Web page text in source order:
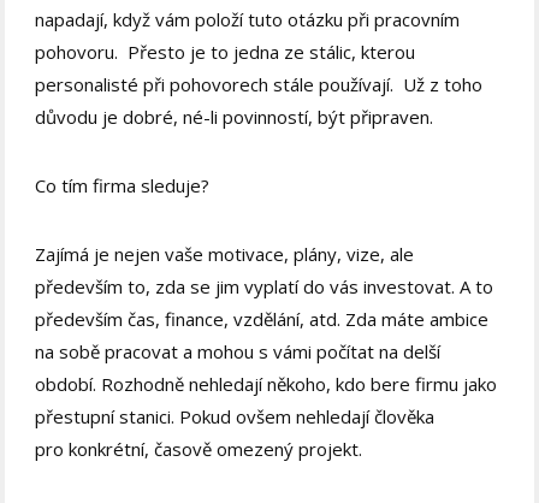
napadají, když vám položí tuto otázku při pracovním
pohovoru. Přesto je to jedna ze stálic, kterou
personalisté při pohovorech stále používají. Už z toho
důvodu je dobré, né-li povinností, být připraven.
Co tím firma sleduje?
Zajímá je nejen vaše motivace, plány, vize, ale
především to, zda se jim vyplatí do vás investovat. A to
především čas, finance, vzdělání, atd. Zda máte ambice
na sobě pracovat a mohou s vámi počítat na delší
období. Rozhodně nehledají někoho, kdo bere firmu jako
přestupní stanici. Pokud ovšem nehledají člověka
pro konkrétní, časově omezený projekt.